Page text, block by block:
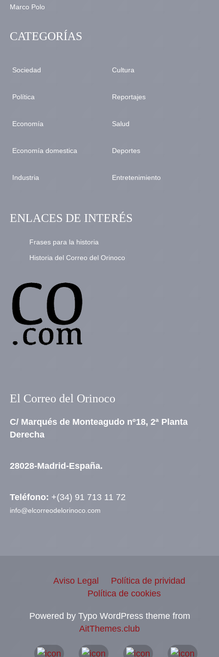
CATEGORÍAS
Sociedad
Política
Economía
Economía domestica
Industria
Cultura
Reportajes
Salud
Deportes
Entretenimiento
ENLACES DE INTERÉS
Frases para la historia
Historia del Correo del Orinoco
El Correo del Orinoco
C/ Marqués de Monteagudo nº18, 2ª Planta
Derecha
28028-Madrid-España.
Teléfono: +(34) 91 713 11 72
info@elcorreodelorinoco.com
Aviso Legal
Política de prividad
Política de cookies
Powered by Typo WordPress theme from
AitThemes.club